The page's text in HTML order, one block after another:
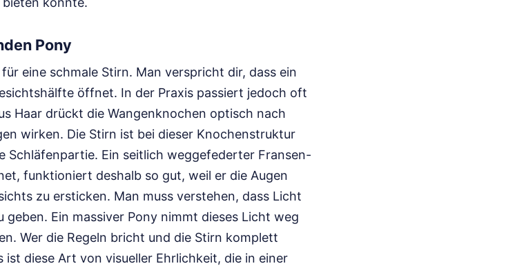
Pony
eine schmale Stirn. Man verspricht dir, dass ein
öffnet. In der Praxis passiert jedoch oft
Haar drückt die Wangenknochen optisch nach
wirken. Die Stirn ist bei dieser Knochenstruktur
Schläfenpartie. Ein seitlich weggefederter Fransen-
funktioniert deshalb so gut, weil er die Augen
zu ersticken. Man muss verstehen, dass Licht
geben. Ein massiver Pony nimmt dieses Licht weg
Wer die Regeln bricht und die Stirn komplett
diese Art von visueller Ehrlichkeit, die in einer